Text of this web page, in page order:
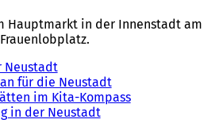
Hauptmarkt in der Innenstadt am
Neustadt
für die Neustadt
im Kita-Kompass
in der Neustadt